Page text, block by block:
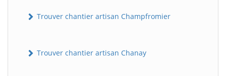
Trouver chantier artisan Champfromier
Trouver chantier artisan Chanay